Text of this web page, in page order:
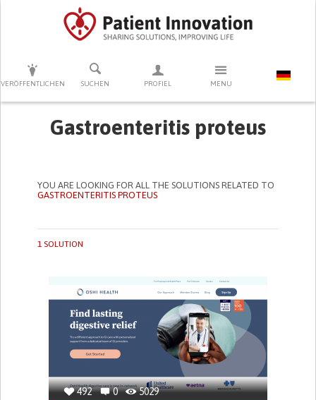
VERÖFFENTLICHEN SUCHEN PROFIEL MENU
DRÜCKEN SIE AUF ENTER UM DIE SUCHE ZU STARTEN
Gastroenteritis proteus
YOU ARE LOOKING FOR ALL THE SOLUTIONS RELATED TO
GASTROENTERITIS PROTEUS
1 SOLUTION
492 0 5029